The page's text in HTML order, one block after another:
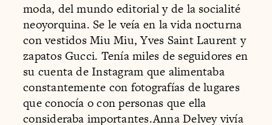
moda, del mundo editorial y de la socialité
neoyorquina. Se le veía en la vida nocturna
con vestidos Miu Miu, Yves Saint Laurent y
zapatos Gucci. Tenía miles de seguidores en
su cuenta de Instagram que alimentaba
constantemente con fotografías de lugares
que conocía o con personas que ella
consideraba importantes.Anna Delvey vivía